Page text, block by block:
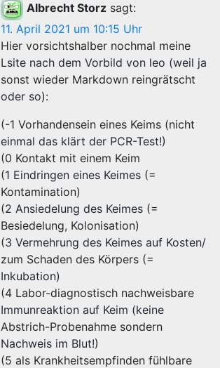
Albrecht Storz sagt:
11. April 2021 um 10:15 Uhr
Hier vorsichtshalber nochmal meine
Lsite nach dem Vorbild von leo (weil ja
sonst wieder Markdown reingrätscht
oder so):
(-1 Vorhandensein eines Keims (nicht
einmal das klärt der PCR-Test!)
(0 Kontakt mit einem Keim
(1 Eindringen eines Keimes (=
Kontamination)
(2 Ansiedelung des Keimes (=
Besiedelung, Kolonisation)
(3 Vermehrung des Keimes auf Kosten/
zum Schaden des Körpers (=
Inkubation)
(4 Labor-diagnostisch nachweisbare
Immunreaktion auf Keim (keine
Abstrich-Probenahme sondern
Nachweis im Blut!)
(5 als Krankheitsempfinden fühlbare